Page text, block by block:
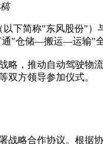
以下简称"东风股份"
"仓储—搬运—运输"
略，推动自动驾驶物
双方领导参加仪式。
战略合作协议。根据